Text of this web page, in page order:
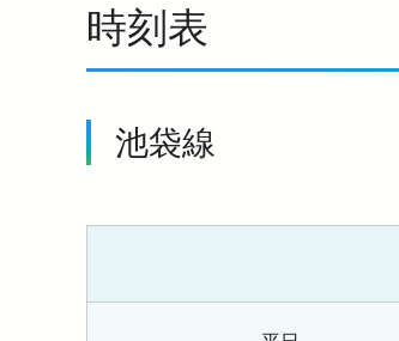
時刻表
池袋線